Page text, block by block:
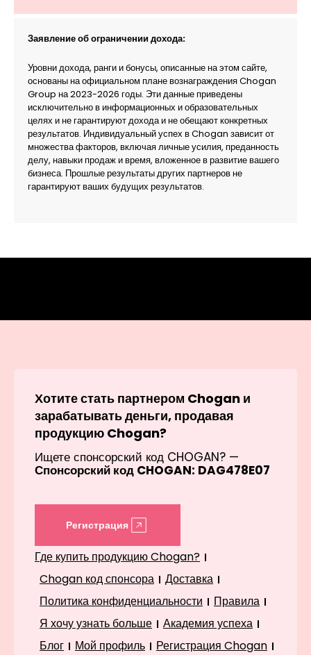
Заявление об ограничении дохода:
Уровни дохода, ранги и бонусы, описанные на этом сайте,
основаны на официальном плане вознаграждения Chogan
Group на 2023-2026 годы. Эти данные приведены
исключительно в информационных и образовательных
целях и не гарантируют дохода и не обещают конкретных
результатов. Индивидуальный успех в Chogan зависит от
множества факторов, включая личные усилия, преданность
делу, навыки продаж и время, вложенное в развитие вашего
бизнеса. Прошлые результаты других партнеров не
гарантируют ваших будущих результатов.
Хотите стать партнером Chogan и
зарабатывать деньги, продавая
продукцию Chogan?
Ищете спонсорский код CHOGAN? —
Спонсорский код CHOGAN: DAG478E07
Регистрация
Где купить продукцию Chogan?
Chogan код спонсора
Доставка
Политика конфиденциальности
Правила
Я хочу узнать больше
Академия успеха
Блог
Мой профиль Регистрация Chogan